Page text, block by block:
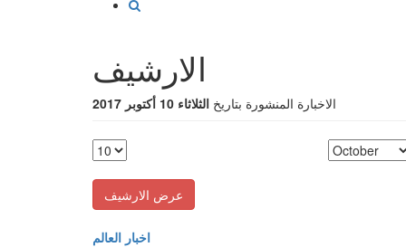
الارشيف
الاخبارة المنشورة بتاريخ الثلاثاء 10 أكتوبر 2017
اخبار العالم